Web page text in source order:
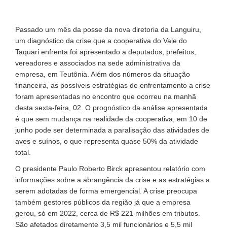
Passado um mês da posse da nova diretoria da Languiru,
um diagnóstico da crise que a cooperativa do Vale do
Taquari enfrenta foi apresentado a deputados, prefeitos,
vereadores e associados na sede administrativa da
empresa, em Teutônia. Além dos números da situação
financeira, as possíveis estratégias de enfrentamento a crise
foram apresentadas no encontro que ocorreu na manhã
desta sexta-feira, 02. O prognóstico da análise apresentada
é que sem mudança na realidade da cooperativa, em 10 de
junho pode ser determinada a paralisação das atividades de
aves e suínos, o que representa quase 50% da atividade
total.
O presidente Paulo Roberto Birck apresentou relatório com
informações sobre a abrangência da crise e as estratégias a
serem adotadas de forma emergencial. A crise preocupa
também gestores públicos da região já que a empresa
gerou, só em 2022, cerca de R$ 221 milhões em tributos.
São afetados diretamente 3,5 mil funcionários e 5,5 mil